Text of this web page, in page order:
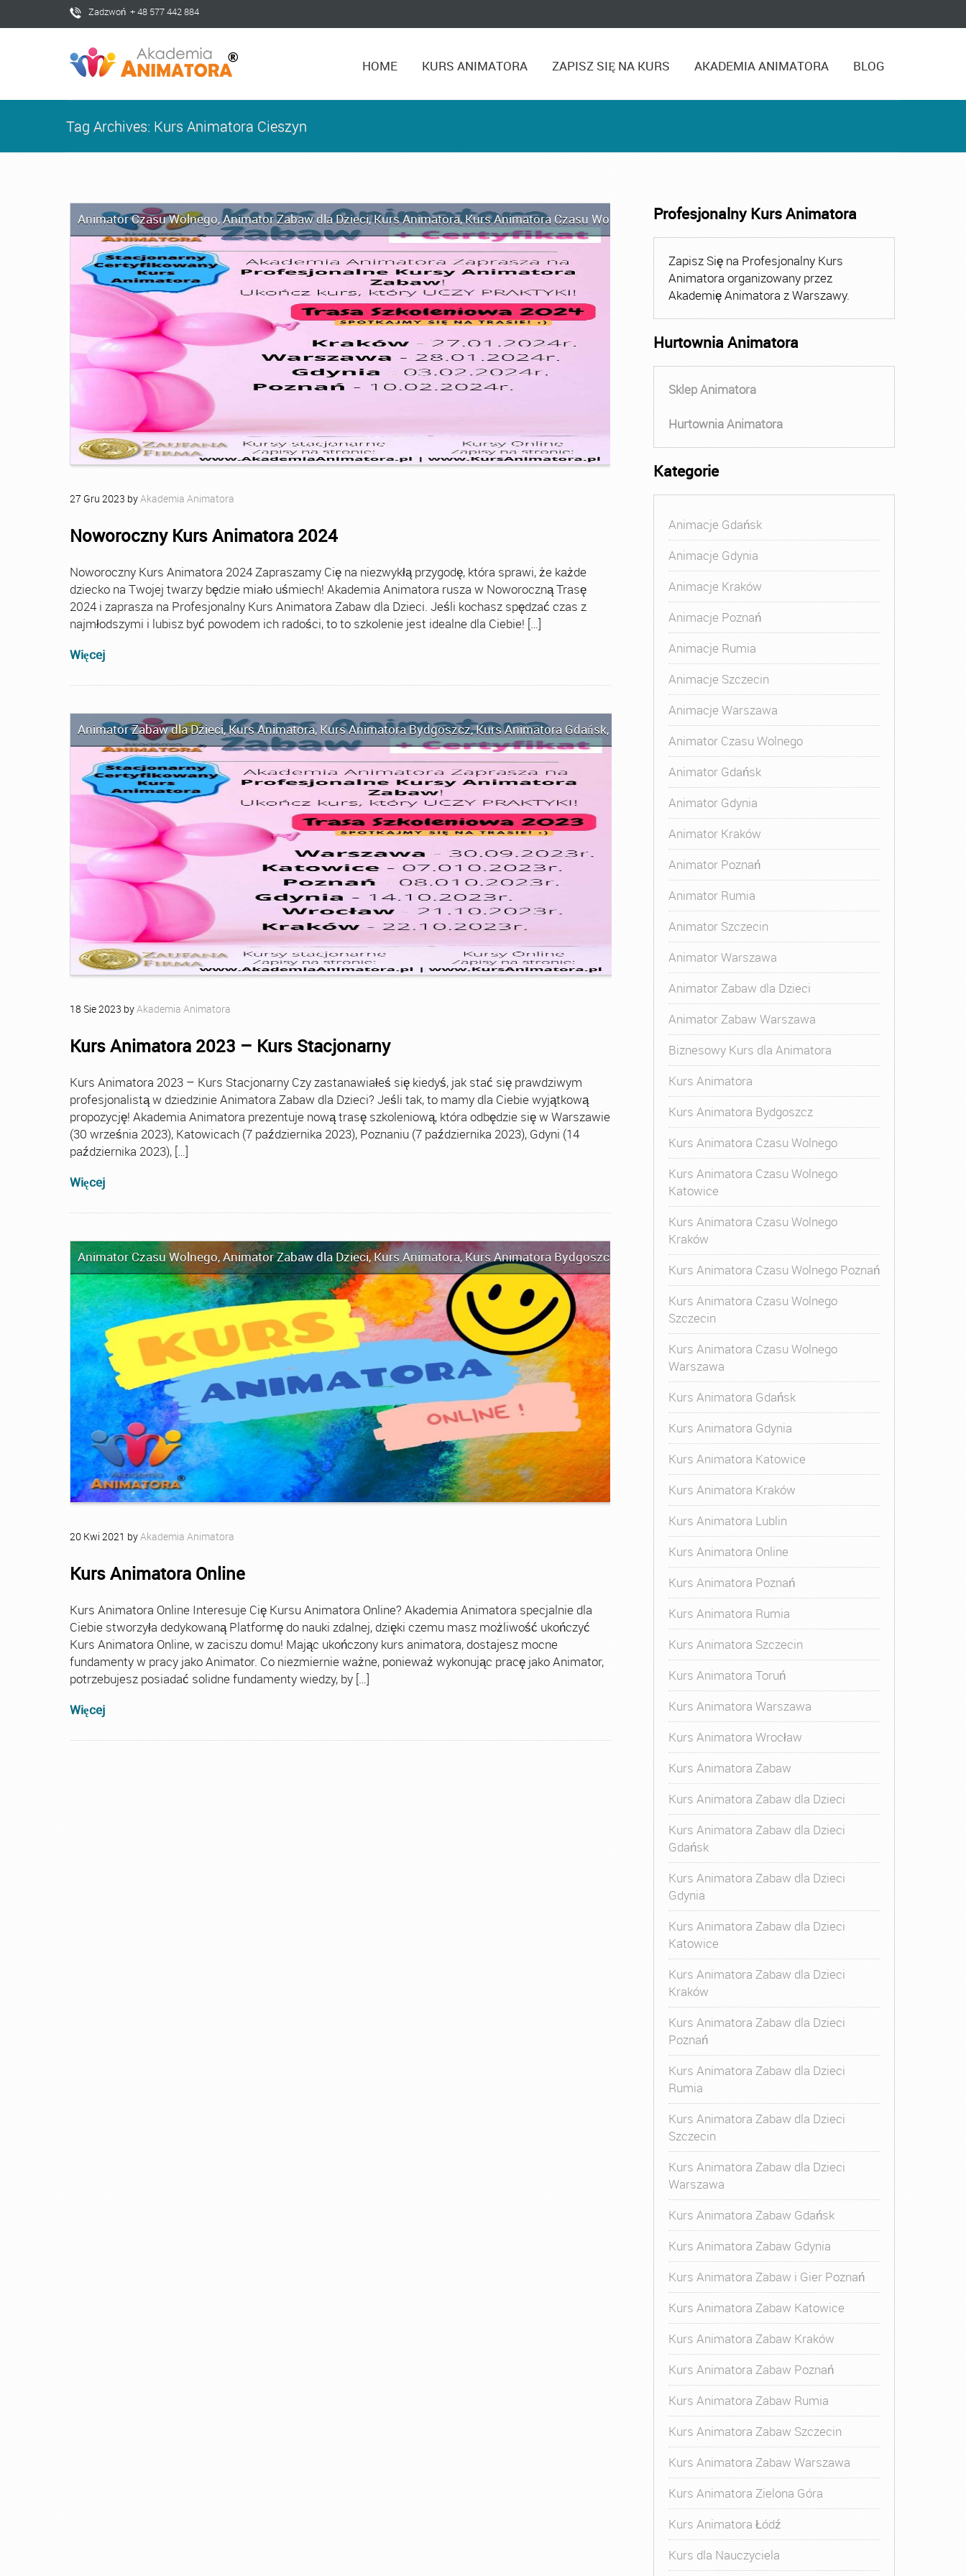
Zadzwoń + 48 577 442 884
HOME KURS ANIMATORA ZAPISZ SIĘ NA KURS AKADEMIA ANIMATORA BLOG
Tag Archives: Kurs Animatora Cieszyn
Animator Czasu Wolnego,Animator Zabaw dla Dzieci,Kurs Animatora,Kurs Animatora Czasu Wolnego Kurs Animatora Czasu Wolnego Warszawa
27 Gru 2023 byAkademia Animatora
Noworoczny Kurs Animatora 2024
Noworoczny Kurs Animatora 2024 Zapraszamy Cię na niezwykłą przygodę, która sprawi, że każde
dziecko na Twojej twarzy będzie miało uśmiech! Akademia Animatora rusza w Noworoczną Trasę
2024 i zaprasza na Profesjonalny Kurs Animatora Zabaw dla Dzieci. Jeśli kochasz spędzać czas z
najmłodszymi i lubisz być powodem ich radości, to to szkolenie jest idealne dla Ciebie! […]
Więcej
Animator Zabaw dla Dzieci,Kurs Animatora, Kurs Animatora Bydgoszcz,Kurs Animatora Gdańsk, Kurs Animatora Gdynia,Kurs Animatora Katowice
18 Sie2023 byAkademia Animatora
Kurs Animatora 2023 – Kurs Stacjonarny
Kurs Animatora 2023 – Kurs Stacjonarny Czy zastanawiałeś się kiedyś, jak stać się prawdziwym
profesjonalistą w dziedzinie Animatora Zabaw dla Dzieci? Jeśli tak, to mamy dla Ciebie wyjątkową
propozycję! Akademia Animatora prezentuje nową trasę szkoleniową, która odbędzie się w Warszawie
(30 września 2023), Katowicach (7 października 2023), Poznaniu (7 października 2023), Gdyni (14
października 2023), […]
Więcej
Animator Czasu Wolnego,Animator Zabaw dla Dzieci,Kurs Animatora,Kurs Animatora Bydgoszcz Kurs Animatora Czasu Wolnego,Kurs Animatora Czasu
20 Kwi 2021 byAkademia Animatora
Kurs Animatora Online
Kurs Animatora Online Interesuje Cię Kursu Animatora Online? Akademia Animatora specjalnie dla
Ciebie stworzyła dedykowaną Platformę do nauki zdalnej, dzięki czemu masz możliwość ukończyć
Kurs Animatora Online, w zaciszu domu! Mając ukończony kurs animatora, dostajesz mocne
fundamenty w pracy jako Animator. Co niezmiernie ważne, ponieważ wykonując pracę jako Animator,
potrzebujesz posiadać solidne fundamenty wiedzy, by […]
Więcej
Profesjonalny Kurs Animatora
Zapisz Się na Profesjonalny Kurs
Animatora organizowany przez
Akademię Animatora z Warszawy.
Hurtownia Animatora
Sklep Animatora
Hurtownia Animatora
Kategorie
Animacje Gdańsk
Animacje Gdynia
Animacje Kraków
Animacje Poznań
Animacje Rumia
Animacje Szczecin
Animacje Warszawa
Animator Czasu Wolnego
Animator Gdańsk
Animator Gdynia
Animator Kraków
Animator Poznań
Animator Rumia
Animator Szczecin
Animator Warszawa
Animator Zabaw dla Dzieci
Animator Zabaw Warszawa
Biznesowy Kurs dla Animatora
Kurs Animatora
Kurs Animatora Bydgoszcz
Kurs Animatora Czasu Wolnego
Kurs Animatora Czasu Wolnego
Katowice
Kurs Animatora Czasu Wolnego
Kraków
Kurs Animatora Czasu Wolnego Poznań
Kurs Animatora Czasu Wolnego
Szczecin
Kurs Animatora Czasu Wolnego
Warszawa
Kurs Animatora Gdańsk
Kurs Animatora Gdynia
Kurs Animatora Katowice
Kurs Animatora Kraków
Kurs Animatora Lublin
Kurs Animatora Online
Kurs Animatora Poznań
Kurs Animatora Rumia
Kurs Animatora Szczecin
Kurs Animatora Toruń
Kurs Animatora Warszawa
Kurs Animatora Wrocław
Kurs Animatora Zabaw
Kurs Animatora Zabaw dla Dzieci
Kurs Animatora Zabaw dla Dzieci
Gdańsk
Kurs Animatora Zabaw dla Dzieci
Gdynia
Kurs Animatora Zabaw dla Dzieci
Katowice
Kurs Animatora Zabaw dla Dzieci
Kraków
Kurs Animatora Zabaw dla Dzieci
Poznań
Kurs Animatora Zabaw dla Dzieci
Rumia
Kurs Animatora Zabaw dla Dzieci
Szczecin
Kurs Animatora Zabaw dla Dzieci
Warszawa
Kurs Animatora Zabaw Gdańsk
Kurs Animatora Zabaw Gdynia
Kurs Animatora Zabaw i Gier Poznań
Kurs Animatora Zabaw Katowice
Kurs Animatora Zabaw Kraków
Kurs Animatora Zabaw Poznań
Kurs Animatora Zabaw Rumia
Kurs Animatora Zabaw Szczecin
Kurs Animatora Zabaw Warszawa
Kurs Animatora Zielona Góra
Kurs Animatora Łódź
Kurs dla Nauczyciela